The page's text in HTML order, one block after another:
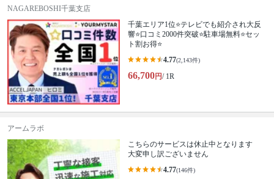
NAGAREBOSHI千葉支店
千葉エリア1位⭐テレビでも紹介され大反
響⭐️口コミ2000件突破⭐️駐車場無料⭐セッ
ト割お得⭐
4.77(2,143件)
66,700円/ 1R
アームラボ
こちらのサービスは休止中となります
大変申し訳ございません
4.77(146件)